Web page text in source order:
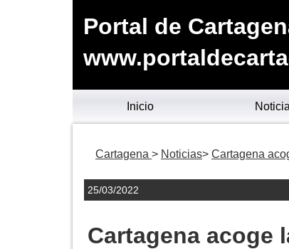
Portal de
Inicio
Cartagena Noticias Cartagena
25/03/2022
Cartagena acoge